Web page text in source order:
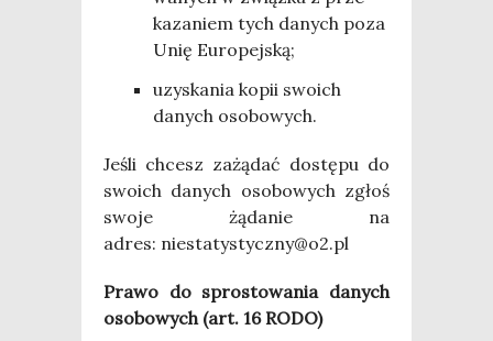
ka­za­niem tych danych poza
Unię Europejską;
uzy­ska­nia kopii swo­ich
danych osobowych.
Jeśli chcesz zażą­dać dostę­pu do
swo­ich danych oso­bo­wych zgłoś
swo­je żąda­nie na
adres: niestatystyczny@o2.pl
Pra­wo do spro­sto­wa­nia danych
oso­bo­wych (art. 16 RODO)